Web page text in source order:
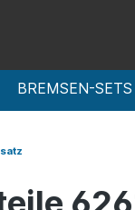
BREMSEN-SETS